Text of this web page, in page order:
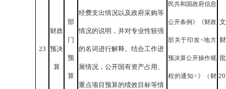
23
财政
预决
算
部
门
预
算
经费支出情况以及政府采购等
情况的说明，并对专业性较强
的名词进行解释。结合工作进
展情况，公开国有资产占用、
重点项目预算的绩效目标等情
民共和国政府信息
公开条例》《财政
部关于印发<地方
预决算公开操作规
程的通知>》（财